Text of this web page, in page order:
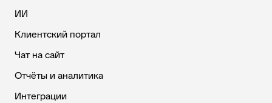
ИИ
Клиентский портал
Чат на сайт
Отчёты и аналитика
Интеграции